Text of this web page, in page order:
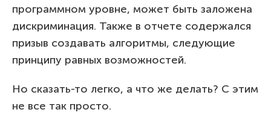
программном уровне, может быть заложена
дискриминация. Также в отчете содержался
призыв создавать алгоритмы, следующие
принципу равных возможностей.
Но сказать-то легко, а что же делать? С этим
не все так просто.